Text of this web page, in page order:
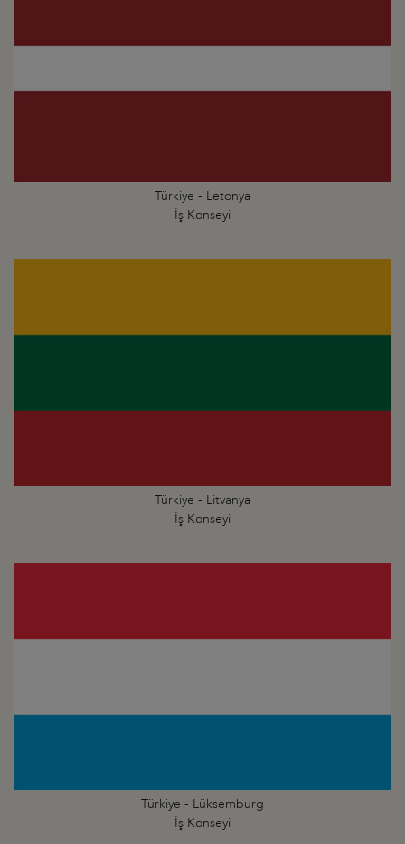
Türkiye - Letonya
İş Konseyi
Türkiye - Litvanya
İş Konseyi
Türkiye - Lüksemburg
İş Konseyi